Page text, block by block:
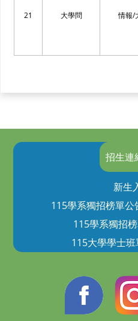
21 大學問 情報/
招生連
新生
115學系獨招榜單
115學系獨招
115大學學士